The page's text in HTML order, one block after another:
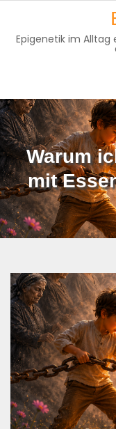
content
Epigenetik im
Warum
mit